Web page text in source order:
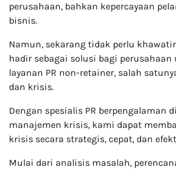
perusahaan, bahkan kepercayaan
bisnis.
Namun, sekarang tidak perlu khawatir
hadir sebagai solusi bagi perusahaan
layanan PR non-retainer, salah
dan krisis.
Dengan spesialis PR berpengalaman
manajemen krisis, kami dapat
krisis secara strategis, cepat, dan
Mulai dari analisis masalah,